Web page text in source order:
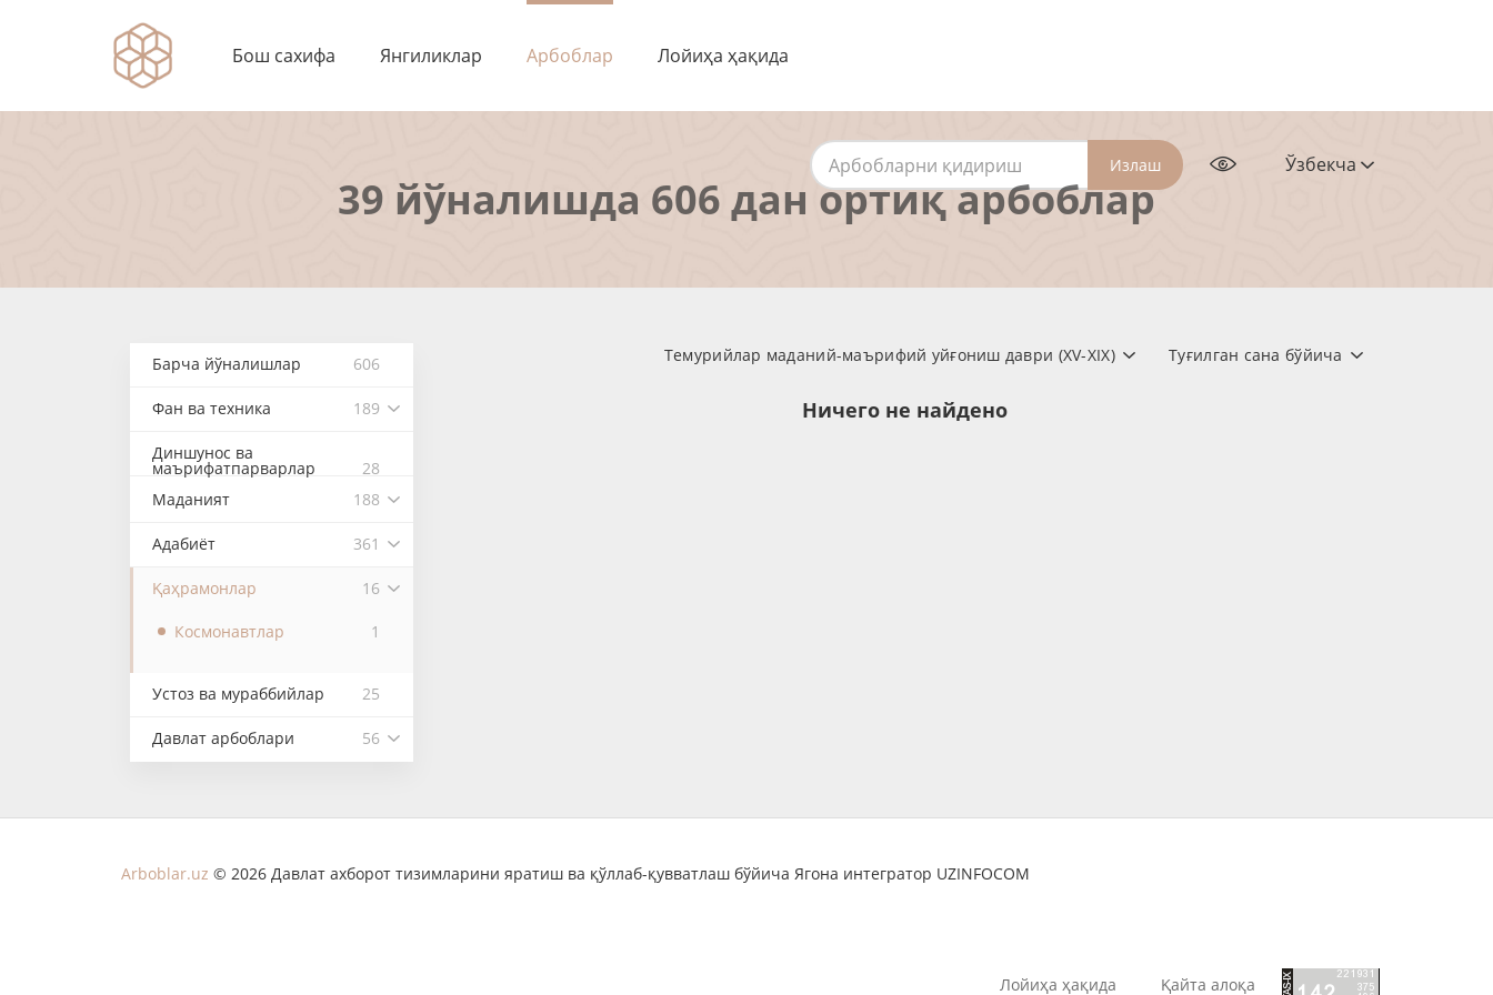
Бош сахифа Янгиликлар Арбоблар Лойиҳа ҳақида
Излаш Ўзбекча
39 йўналишда 606 дан ортиқ арбоблар
Барча йўналишлар 606
Фан ва техника 189
Диншунос ва
маърифатпарварлар
28
Маданият
188
Адабиёт 361
Қаҳрамонлар 16
Космонавтлар 1
Устоз ва мураббийлар 25
Давлат арбоблари 56
Туғилган сана бўйича
Темурийлар маданий-маърифий уйғониш даври (XV-XIX)
Ничего не найдено
Arboblar.uz © 2026 Давлат ахборот тизимларини яратиш ва қўллаб-қувватлаш бўйича Ягона интегратор UZINFOCOM
Лойиҳа ҳақида Қайта алоқа